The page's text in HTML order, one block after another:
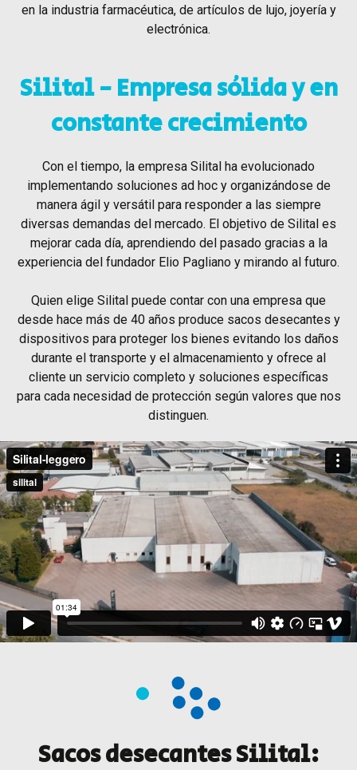
en la industria farmacéutica, de artículos de lujo, joyería y
electrónica.
Silital - Empresa sólida y en
constante crecimiento
Con el tiempo, la empresa Silital ha evolucionado
implementando soluciones ad hoc y organizándose de
manera ágil y versátil para responder a las siempre
diversas demandas del mercado. El objetivo de Silital es
mejorar cada día, aprendiendo del pasado gracias a la
experiencia del fundador Elio Pagliano y mirando al futuro.
Quien elige Silital puede contar con una empresa que
desde hace más de 40 años produce sacos desecantes y
dispositivos para proteger los bienes evitando los daños
durante el transporte y el almacenamiento y ofrece al
cliente un servicio completo y soluciones específicas
para cada necesidad de protección según valores que nos
distinguen.
Sacos desecantes Silital: